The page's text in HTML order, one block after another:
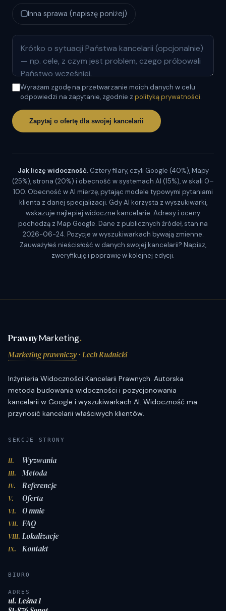
Inna sprawa (napiszę poniżej)
Wyrażam zgodę na przetwarzanie moich danych w celu
odpowiedzi na zapytanie, zgodnie z polityką prywatności.
Zapytaj o ofertę dla swojej kancelarii
Jak liczę widoczność.Cztery filary, czyli Google (40%), Mapy
(25%), strona (20%) i obecność w systemach AI (15%), w skali 0–
100. Obecność w AI mierzę, pytając modele typowymi pytaniami
klienta z danej specjalizacji. Gdy AI korzysta z wyszukiwarki,
wskazuje najlepiej widoczne kancelarie. Adresy i oceny
pochodzą z Map Google. Dane z publicznych źródeł, stan na
2026-06-24. Pozycje w wyszukiwarkach bywają zmienne.
Zauważyłeś nieścisłość w danych swojej kancelarii? Napisz,
zweryfikuję i poprawię w kolejnej edycji.
PrawnyMarketing.
Marketing prawniczy· Lech Rudnicki
Inżynieria Widoczności Kancelarii Prawnych. Autorska
metoda budowania widoczności i pozycjonowania
kancelarii w Google i wyszukiwarkach AI. Widoczność ma
przynosić kancelarii właściwych klientów.
SEKCJE STRONY
II. Wyzwania
III. Metoda
IV. Referencje
V. Oferta
VI. O mnie
VII. FAQ
VIII. Lokalizacje
IX. Kontakt
BIURO
ADRES
ul. Leśna 1